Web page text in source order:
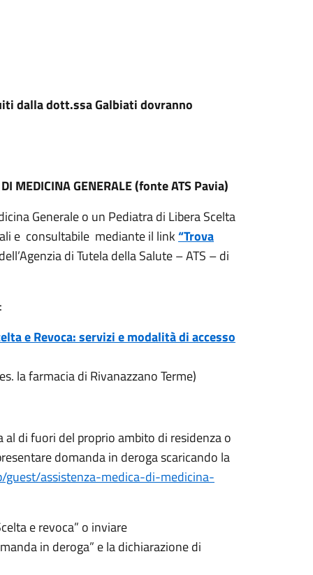
dalla dott.ssa Galbiati dovranno
MEDICINA GENERALE (fonte ATS Pavia)
Generale o un Pediatra di Libera Scelta
e consultabile mediante il link“Trova
di Tutela della Salute – ATS – di
e Revoca: servizi e modalità di accesso
la farmacia di Rivanazzano Terme)
di fuori del proprio ambito di residenza o
domanda in deroga scaricando la
assistenza-medica-di-medicina-
e revoca” o inviare
in deroga” e la dichiarazione di